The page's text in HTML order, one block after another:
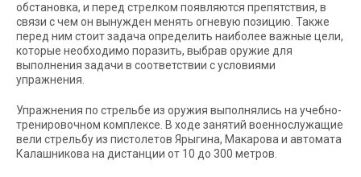
обстановка, и перед стрелком появляются препятствия, в
связи с чем он вынужден менять огневую позицию. Также
перед ним стоит задача определить наиболее важные цели,
которые необходимо поразить, выбрав оружие для
выполнения задачи в соответствии с условиями
упражнения.
Упражнения по стрельбе из оружия выполнялись на учебно-
тренировочном комплексе. В ходе занятий военнослужащие
вели стрельбу из пистолетов Ярыгина, Макарова и автомата
Калашникова на дистанции от 10 до 300 метров.